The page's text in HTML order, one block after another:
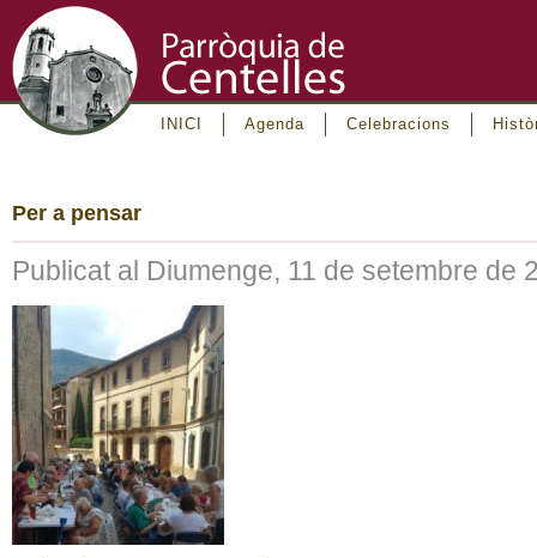
INICI Agenda Celebracions
Per a pensar
Publicat al Diumenge, 11 de setembre de